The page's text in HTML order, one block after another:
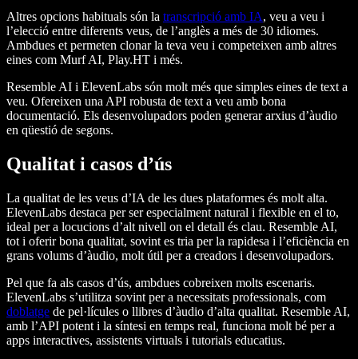
Altres opcions habituals són la transcripció amb IA, veu a veu i
l’elecció entre diferents veus, de l’anglès a més de 30 idiomes.
Ambdues et permeten clonar la teva veu i competeixen amb altres
eines com Murf AI, Play.HT i més.
Resemble AI i ElevenLabs són molt més que simples eines de text a
veu. Ofereixen una API robusta de text a veu amb bona
documentació. Els desenvolupadors poden generar arxius d’àudio
en qüestió de segons.
Qualitat i casos d’ús
La qualitat de les veus d’IA de les dues plataformes és molt alta.
ElevenLabs destaca per ser especialment natural i flexible en el to,
ideal per a locucions d’alt nivell on el detall és clau. Resemble AI,
tot i oferir bona qualitat, sovint es tria per la rapidesa i l’eficiència en
grans volums d’àudio, molt útil per a creadors i desenvolupadors.
Pel que fa als casos d’ús, ambdues cobreixen molts escenaris.
ElevenLabs s’utilitza sovint per a necessitats professionals, com
doblatge de pel·lícules o llibres d’àudio d’alta qualitat. Resemble AI,
amb l’API potent i la síntesi en temps real, funciona molt bé per a
apps interactives, assistents virtuals i tutorials educatius.